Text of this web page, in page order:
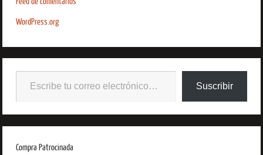
WordPress.org
Suscribir
Compra Patrocinada